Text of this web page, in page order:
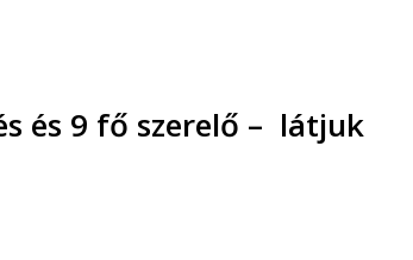
és 9 fő szerelő – látjuk